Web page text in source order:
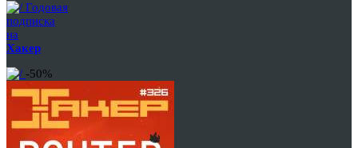
Годовая
подписка
на
Хакер
-50%